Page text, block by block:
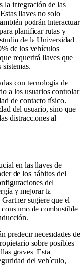
la integración de las
llaves no solo
podrán interactuar
planificar rutas y
de la Universidad
de los vehículos
requerirá llaves que
sistemas.
con tecnología de
a los usuarios controlar
de contacto físico.
del usuario, sino que
distracciones al
en las llaves de
de los hábitos del
del
y mejorar la
sugiere que el
de combustible
predecir necesidades de
sobre posibles
graves. Esta
del vehículo,